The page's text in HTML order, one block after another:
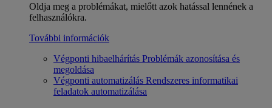
Oldja meg a problémákat, mielőtt azok hatással lennének a
felhasználókra.
További információk
Végponti hibaelhárítás Problémák azonosítása és
megoldása
Végponti automatizálás Rendszeres informatikai
feladatok automatizálása